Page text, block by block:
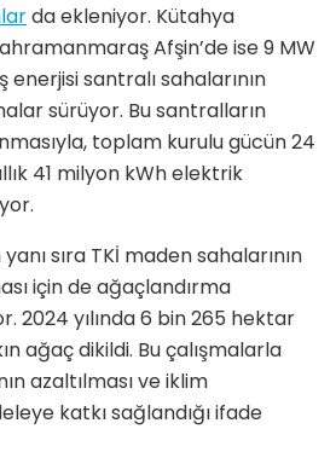
da ekleniyor. Kütahya
Afşin’de ise 9 MW
santralı sahalarının
sürüyor. Bu santralların
toplam kurulu gücün 24
41 milyon kWh elektrik
sıra TKİ maden sahalarının
için de ağaçlandırma
2024 yılında 6 bin 265 hektar
ağaç dikildi. Bu çalışmalarla
azaltılması ve iklim
katkı sağlandığı ifade